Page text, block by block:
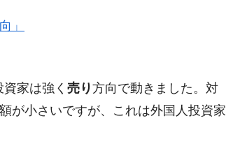
は？
」
家は強く 売り方向で動きました。対
が小さいですが、これは外国人投資家